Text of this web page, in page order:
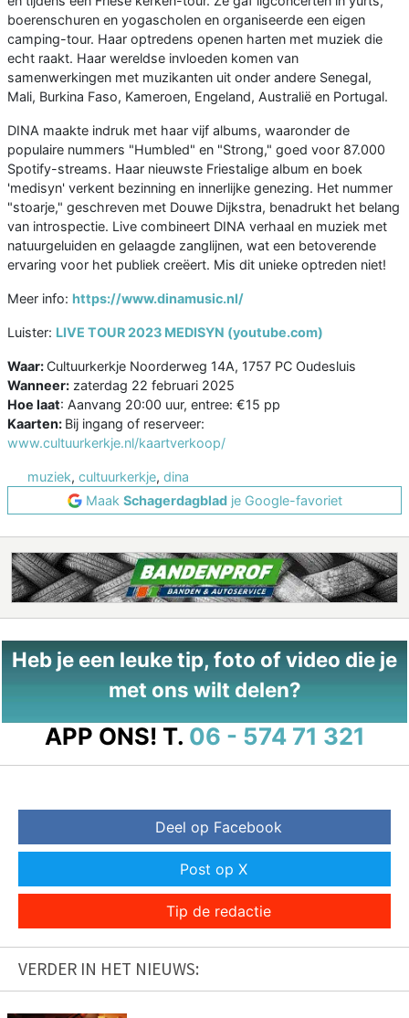
boerenschuren en yogascholen en organiseerde een eigen
camping-tour. Haar optredens openen harten met muziek die
echt raakt. Haar wereldse invloeden komen van
samenwerkingen met muzikanten uit onder andere Senegal,
Mali, Burkina Faso, Kameroen, Engeland, Australië en Portugal.
DINA maakte indruk met haar vijf albums, waaronder de
populaire nummers "Humbled" en "Strong," goed voor 87.000
Spotify-streams. Haar nieuwste Friestalige album en boek
'medisyn' verkent bezinning en innerlijke genezing. Het nummer
"stoarje," geschreven met Douwe Dijkstra, benadrukt het belang
van introspectie. Live combineert DINA verhaal en muziek met
natuurgeluiden en gelaagde zanglijnen, wat een betoverende
ervaring voor het publiek creëert. Mis dit unieke optreden niet!
Meer info: https://www.dinamusic.nl/
Luister: LIVE TOUR 2023 MEDISYN (youtube.com)
Waar:Cultuurkerkje Noorderweg 14A, 1757 PC Oudesluis
Wanneer: zaterdag 22 februari 2025
Hoe laat: Aanvang 20:00 uur, entree: €15 pp
Kaarten: Bij ingang of reserveer:
www.cultuurkerkje.nl/kaartverkoop/
muziek, cultuurkerkje, dina
Maak Schagerdagbladje Google-favoriet
Heb je een leuke tip, foto of video die je
met ons wilt delen?
APP ONS! T. 06 - 574 71 321
Deel op Facebook
Post op X
Tip de redactie
VERDER IN HET NIEUWS: